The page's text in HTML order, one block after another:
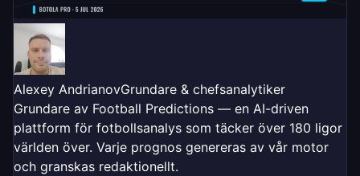
Alexey AndrianovGrundare & chefsanalytiker
Grundare av Football Predictions — en AI-driven
plattform för fotbollsanalys som täcker över 180 ligor
världen över. Varje prognos genereras av vår motor
och granskas redaktionellt.